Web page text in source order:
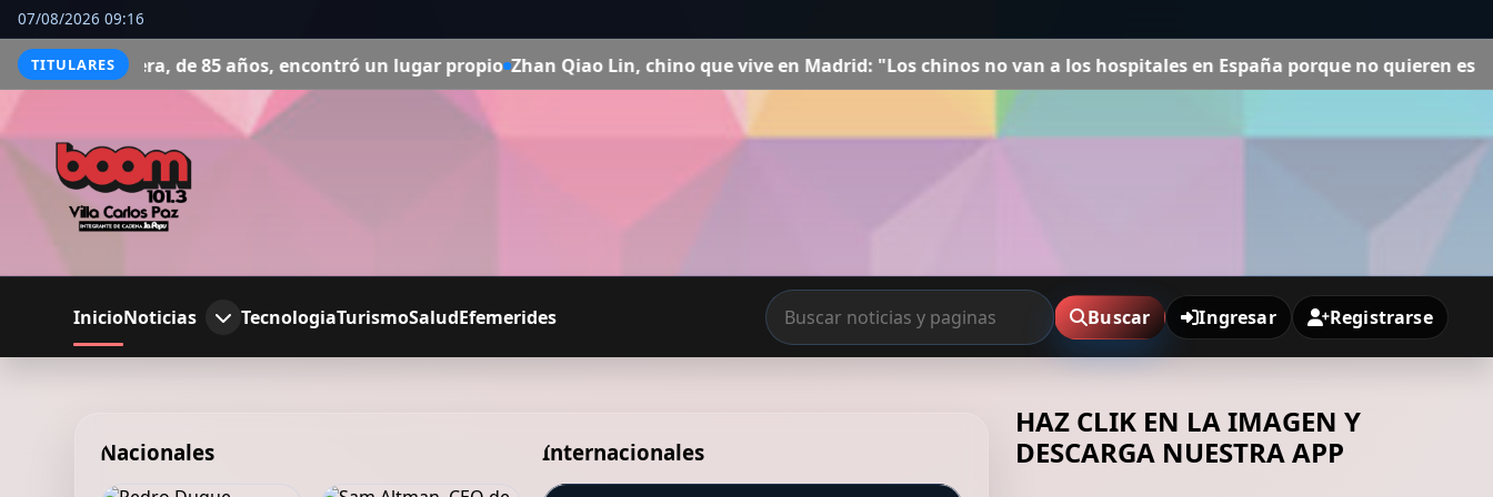
07/08/2026 09:16
TITULARESun lugar propio Zhan Qiao Lin, chino que vive en Madrid: "Los chinos no van a los hospitales en España porque no quieren esperar mucho tiempo y tener la
InicioNoticias TecnologiaTurismoSaludEfemerides Buscar Ingresar Registrarse
Nacionales Internacionales
HAZ CLIK EN LA IMAGEN Y
DESCARGA NUESTRA APP